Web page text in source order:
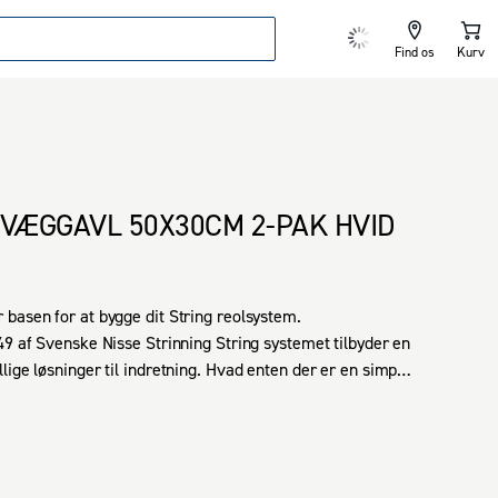
Find os Kurv
50X30CM 2-PAK HVID
for at bygge dit String reolsystem.
af Svenske Nisse Strinning String systemet tilbyder en
løsninger til indretning. Hvad enten der er en simpel
opbevaringsplads eller en arbejdsstation, så har